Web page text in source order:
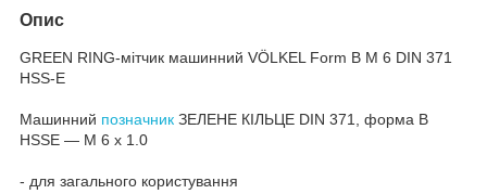
Опис
GREEN RING-мітчик машинний VÖLKEL Form B M 6 DIN 371
HSS-E
Машинний позначник ЗЕЛЕНЕ КІЛЬЦЕ DIN 371, форма B
HSSE — M 6 x 1.0
- для загального користування